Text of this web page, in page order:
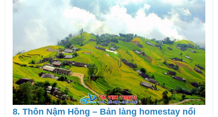
8. Thôn Nậm Hồng – Bản làng homestay nổi